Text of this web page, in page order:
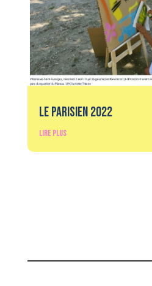
Le Parisien 2022
lire plus